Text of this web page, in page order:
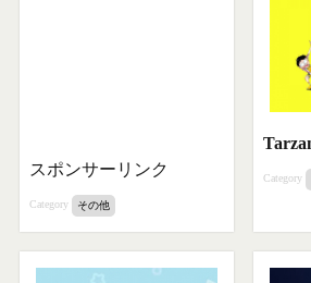
スポンサーリンク
Category その他
Category